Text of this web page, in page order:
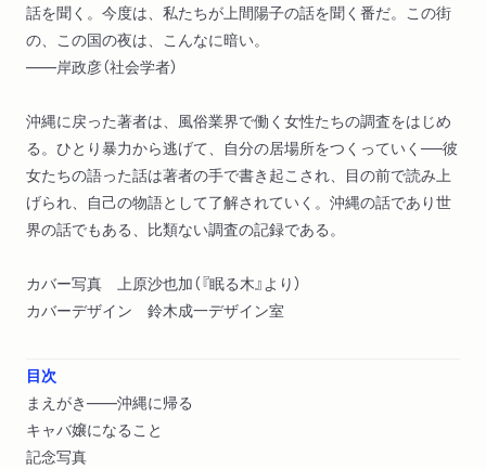
話を聞く。今度は、私たちが上間陽子の話を聞く番だ。この街
の、この国の夜は、こんなに暗い。
――岸政彦（社会学者）
沖縄に戻った著者は、風俗業界で働く女性たちの調査をはじめ
る。ひとり暴力から逃げて、自分の居場所をつくっていく──彼
女たちの語った話は著者の手で書き起こされ、目の前で読み上
げられ、自己の物語として了解されていく。沖縄の話であり世
界の話でもある、比類ない調査の記録である。
カバー写真 上原沙也加（『眠る木』より）
カバーデザイン 鈴木成一デザイン室
目次
まえがき――沖縄に帰る
キャバ嬢になること
記念写真